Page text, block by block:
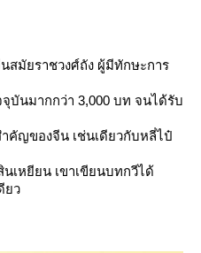
สมัยราชวงศ์ถัง ผู้มีทักษะการ
บันมากกว่า 3,000 บท จนได้รับ
คัญของจีน เช่นเดียวกับหลี่ไป๋
เหยียน เขาเขียนบทกวีได้
ยว